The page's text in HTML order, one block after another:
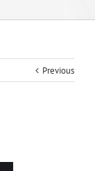
Previous